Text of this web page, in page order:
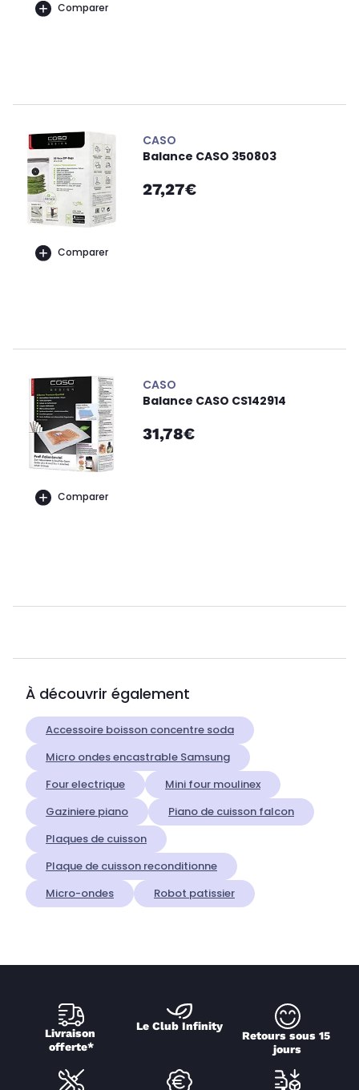
Comparer
Comparer
CASO
Balance CASO 350803
27,27€
Comparer
CASO
Balance CASO CS142914
31,78€
À découvrir également
Accessoire boisson concentre soda
Micro ondes encastrable Samsung
Four electrique
Mini four moulinex
Gaziniere piano
Piano de cuisson falcon
Plaques de cuisson
Plaque de cuisson reconditionne
Micro-ondes
Robot patissier
Livraison
offerte*
Le Club Infinity
Retours sous 15
jours